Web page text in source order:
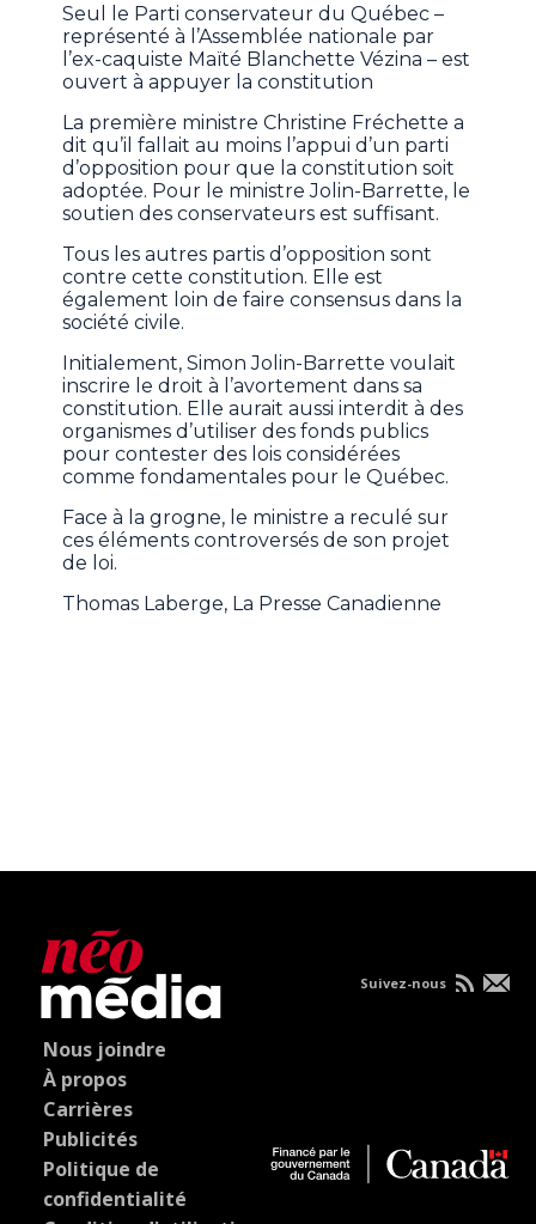
Seul le Parti conservateur du Québec –
représenté à l’Assemblée nationale par
l’ex-caquiste Maïté Blanchette Vézina – est
ouvert à appuyer la constitution
La première ministre Christine Fréchette a
dit qu’il fallait au moins l’appui d’un parti
d’opposition pour que la constitution soit
adoptée. Pour le ministre Jolin-Barrette, le
soutien des conservateurs est suffisant.
Tous les autres partis d’opposition sont
contre cette constitution. Elle est
également loin de faire consensus dans la
société civile.
Initialement, Simon Jolin-Barrette voulait
inscrire le droit à l’avortement dans sa
constitution. Elle aurait aussi interdit à des
organismes d’utiliser des fonds publics
pour contester des lois considérées
comme fondamentales pour le Québec.
Face à la grogne, le ministre a reculé sur
ces éléments controversés de son projet
de loi.
Thomas Laberge, La Presse Canadienne
Nous joindre
À propos
Carrières
Publicités
Politique de
confidentialité
Suivez-nous